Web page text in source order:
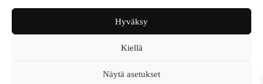
Hyväksy
Kiellä
Näytä asetukset
TILAUKSEN PERUUTUSPYYNTÖ
TILAUSOHJEET JA -EHDOT